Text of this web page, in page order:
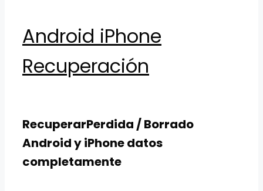
content
Android iPhone
Recuperación
RecuperarPerdida / Borrado
Android y iPhone datos
completamente